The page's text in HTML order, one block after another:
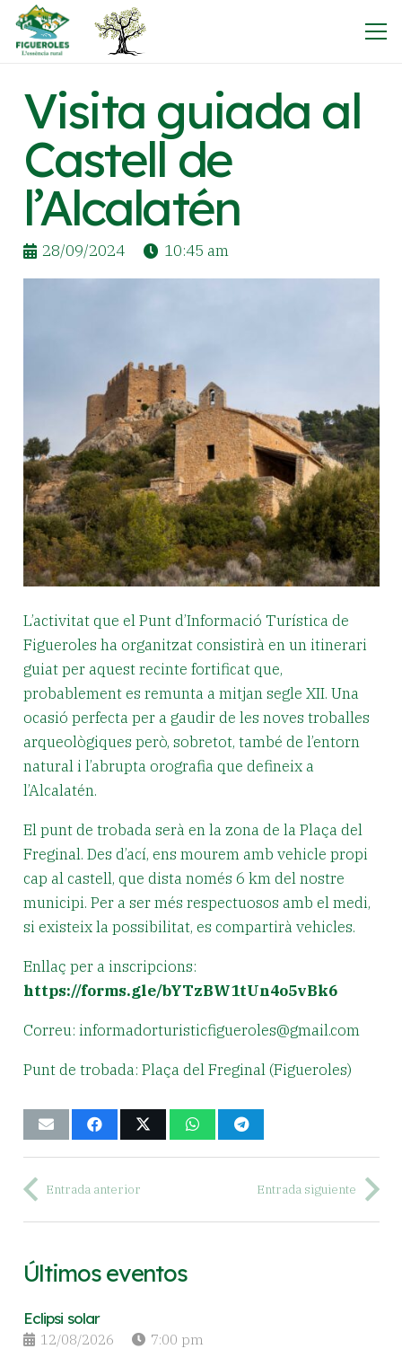
Visita guiada al
Castell de
l’Alcalatén
28/09/2024 10:45 am
L’activitat que el Punt d’Informació Turística de
Figueroles ha organitzat consistirà en un itinerari
guiat per aquest recinte fortificat que,
probablement es remunta a mitjan segle XII. Una
ocasió perfecta per a gaudir de les noves troballes
arqueològiques però, sobretot, també de l’entorn
natural i l’abrupta orografia que defineix a
l’Alcalatén.
El punt de trobada serà en la zona de la Plaça del
Freginal. Des d’ací, ens mourem amb vehicle propi
cap al castell, que dista només 6 km del nostre
municipi. Per a ser més respectuosos amb el medi,
si existeix la possibilitat, es compartirà vehicles.
Enllaç per a inscripcions:
https://forms.gle/bYTzBW1tUn4o5vBk6
Correu: informadorturisticfigueroles@gmail.com
Punt de trobada: Plaça del Freginal (Figueroles)
Entrada anterior Entrada siguiente
Últimos eventos
Eclipsi solar
12/08/2026 7:00 pm